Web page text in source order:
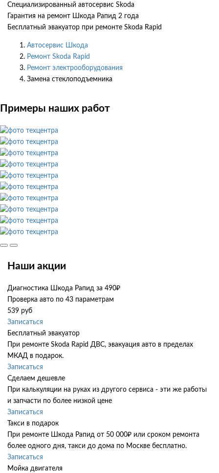
Специализированный автосервис Skoda
Гарантия на ремонт Шкода Рапид 2 года
Бесплатный эвакуатор при ремонте Skoda Rapid
Автосервис Шкода
Ремонт Skoda Rapid
Ремонт электрооборудования
Замена стеклоподъемника
Примеры наших работ
Наши акции
Диагностика Шкода Рапид за 490₽
Проверка авто по 43 параметрам
539 руб
Записаться
Бесплатный эвакуатор
При ремонте Skoda Rapid ДВС, эвакуация авто в пределах
МКАД в подарок.
Записаться
Сделаем дешевле
При калькуляции на руках из другого сервиса - эти же работы
и запчасти по более низкой цене
Записаться
Такси в подарок
При ремонте Шкода Рапид от 50 000₽ или сроком ремонта
более одного дня, такси до дома по Москве бесплатно.
Записаться
Мойка двигателя